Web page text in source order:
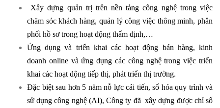
Xây dựng quản trị trên nền tảng công nghệ trong việc
chăm sóc khách hàng, quản lý công việc thông minh, phân
phối hồ sơ trong hoạt động thẩm định,…
Ứng dụng và triển khai các hoạt động bán hàng, kinh
doanh online và ứng dụng các công nghệ trong việc triển
khai các hoạt động tiếp thị, phát triển thị trường.
Đặc biệt sau hơn 5 năm nỗ lực cải tiến, số hóa quy trình và
sử dụng công nghệ (AI), Công ty đã xây dựng được chỉ số